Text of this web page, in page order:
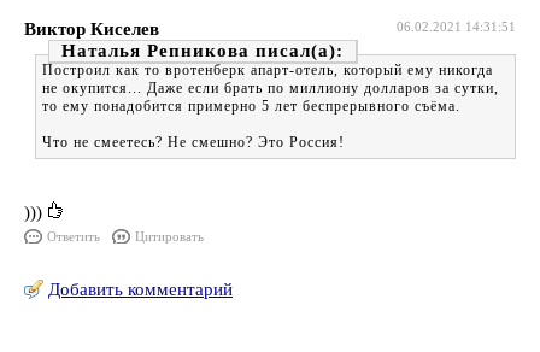
06.02.2021 14:31:51
Виктор Киселев
Наталья Репникова
Построил как то вротенберк апарт-отель, который ему никогда
не окупится... Даже если брать по миллиону долларов за сутки,
то ему понадобится примерно 5 лет беспрерывного съёма.
Что не смеетесь? Не смешно? Это Россия!
)))
Ответить Цитировать
Добавить комментарий